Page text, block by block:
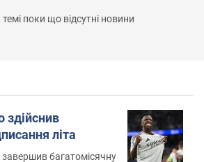
темі поки що відсутні новини
здійснив
літа
багатомісячну